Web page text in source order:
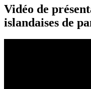
Vidéo de
islandaises de